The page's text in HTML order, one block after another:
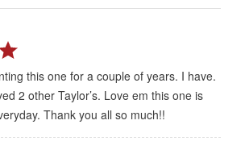
this one for a couple of years. I have.
2 other Taylor’s. Love em this one is
Thank you all so much!!